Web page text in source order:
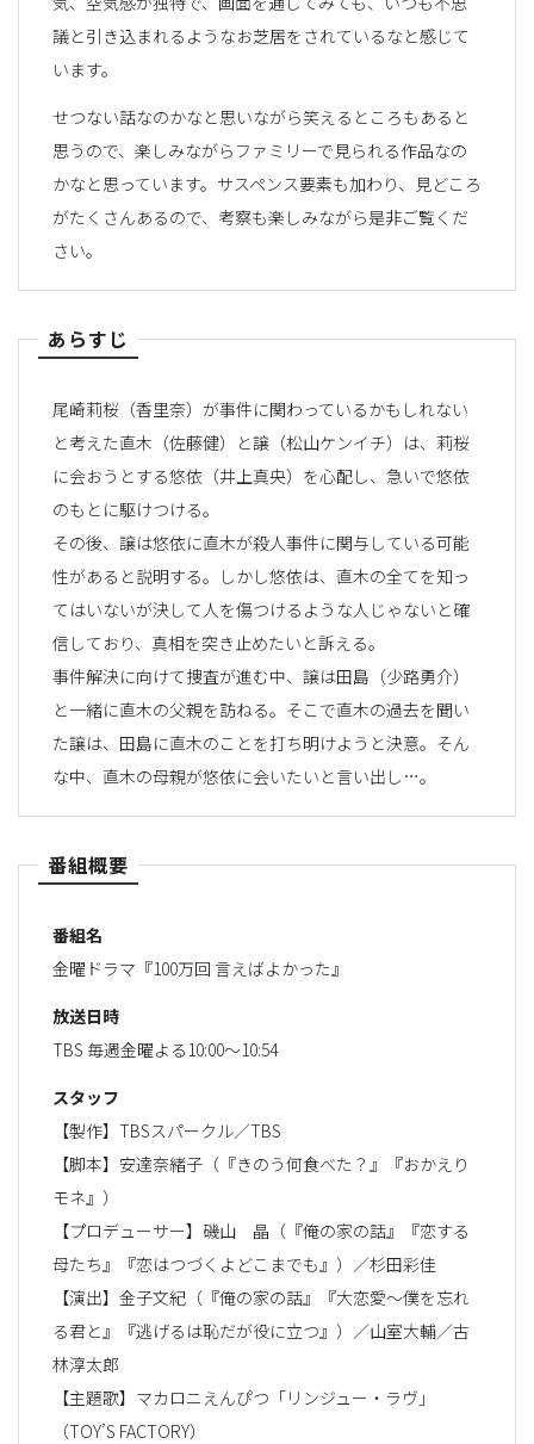
議と引き込まれるようなお芝居をされているなと感じて
います。
せつない話なのかなと思いながら笑えるところもあると
思うので、楽しみながらファミリーで見られる作品なの
かなと思っています。サスペンス要素も加わり、見どころ
がたくさんあるので、考察も楽しみながら是非ご覧くだ
さい。
あらすじ
尾崎莉桜（香里奈）が事件に関わっているかもしれない
と考えた直木（佐藤健）と譲（松山ケンイチ）は、莉桜
に会おうとする悠依（井上真央）を心配し、急いで悠依
のもとに駆けつける。
その後、譲は悠依に直木が殺人事件に関与している可能
性があると説明する。しかし悠依は、直木の全てを知っ
てはいないが決して人を傷つけるような人じゃないと確
信しており、真相を突き止めたいと訴える。
事件解決に向けて捜査が進む中、譲は田島（少路勇介）
と一緒に直木の父親を訪ねる。そこで直木の過去を聞い
た譲は、田島に直木のことを打ち明けようと決意。そん
な中、直木の母親が悠依に会いたいと言い出し…。
番組概要
番組名
金曜ドラマ『100万回 言えばよかった』
放送日時
TBS 毎週金曜よる10:00～10:54
スタッフ
【製作】TBSスパークル／TBS
【脚本】安達奈緒子（『きのう何食べた？』『おかえり
モネ』）
【プロデューサー】磯山 晶（『俺の家の話』『恋する
母たち』『恋はつづくよどこまでも』）／杉田彩佳
【演出】金子文紀（『俺の家の話』『大恋愛～僕を忘れ
る君と』『逃げるは恥だが役に立つ』）／山室大輔／古
林淳太郎
【主題歌】マカロニえんぴつ「リンジュー・ラヴ」
（TOY’S FACTORY）